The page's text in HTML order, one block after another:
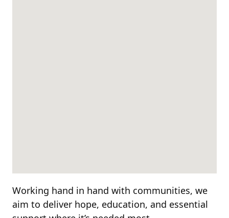
Working hand in hand with communities, we
aim to deliver hope, education, and essential